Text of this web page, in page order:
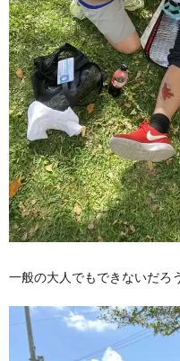
一般の大人でもできないだろ